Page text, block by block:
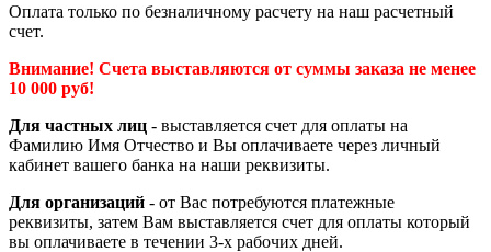
Оплата только по безналичному расчету на наш расчетный
счет.
Внимание! Счета выставляются от суммы заказа не менее
10 000 руб!
Для частных лиц - выставляется счет для оплаты на
Фамилию Имя Отчество и Вы оплачиваете через личный
кабинет вашего банка на наши реквизиты.
Для организаций - от Вас потребуются платежные
реквизиты, затем Вам выставляется счет для оплаты который
вы оплачиваете в течении 3-х рабочих дней.